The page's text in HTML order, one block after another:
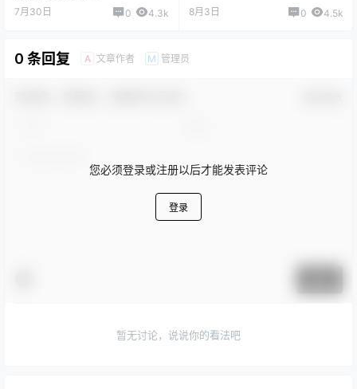
7月30日 0 4.3k 8月3日 0 4.5k
0 条回复 A 文章作者 M 管理员
您必须登录或注册以后才能发表评论
登录
暂无讨论，说说你的看法吧